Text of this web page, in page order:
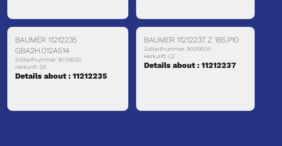
BAUMER 11212235
GBA2H.012A514
Zolltarifnummer: 90318020
Herkunft: DE
Details about : 11212235
BAUMER 11212237 Z 185.P10
Zolltarifnummer: 90319000
Herkunft: CZ
Details about : 11212237